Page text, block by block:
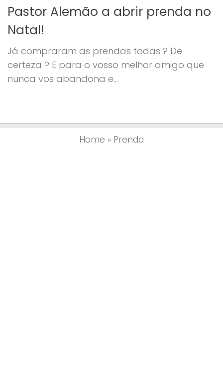
Pastor Alemão a abrir prenda no
Natal!
Já compraram as prendas todas ? De
certeza ? E para o vosso melhor amigo que
nunca vos abandona e...
Home » Prenda